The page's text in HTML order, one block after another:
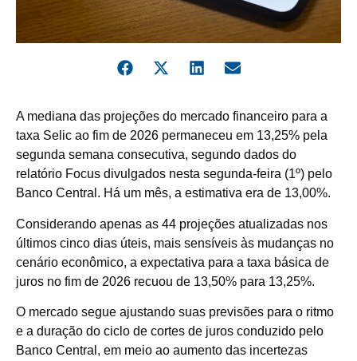
A mediana das projeções do mercado financeiro para a
taxa Selic ao fim de 2026 permaneceu em 13,25% pela
segunda semana consecutiva, segundo dados do
relatório Focus divulgados nesta segunda-feira (1º) pelo
Banco Central. Há um mês, a estimativa era de 13,00%.
Considerando apenas as 44 projeções atualizadas nos
últimos cinco dias úteis, mais sensíveis às mudanças no
cenário econômico, a expectativa para a taxa básica de
juros no fim de 2026 recuou de 13,50% para 13,25%.
O mercado segue ajustando suas previsões para o ritmo
e a duração do ciclo de cortes de juros conduzido pelo
Banco Central, em meio ao aumento das incertezas